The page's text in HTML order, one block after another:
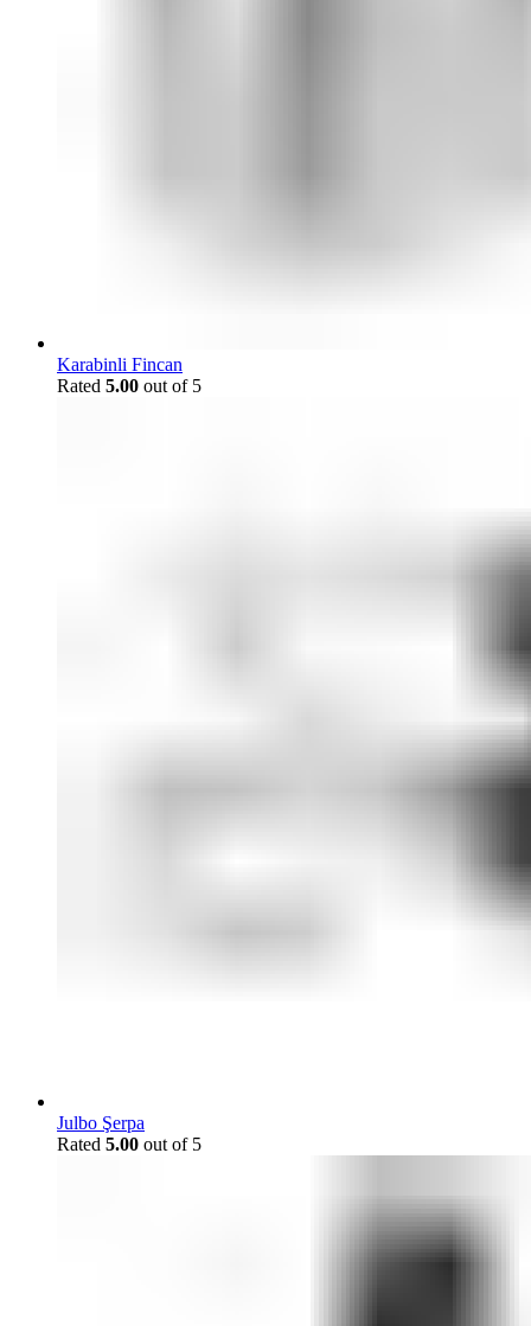
Karabinli Fincan
Rated 5.00 out of 5
Julbo Şerpa
Rated 5.00 out of 5